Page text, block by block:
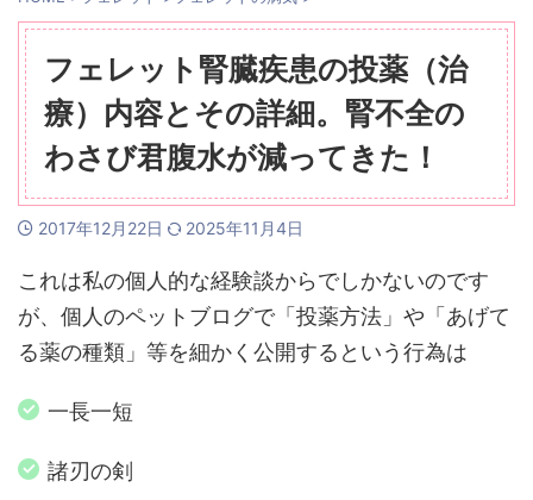
フェレット腎臓疾患の投薬（治
療）内容とその詳細。腎不全の
わさび君腹水が減ってきた！
2017年12月22日 2025年11月4日
これは私の個人的な経験談からでしかないのです
が、個人のペットブログで「投薬方法」や「あげて
る薬の種類」等を細かく公開するという行為は
一長一短
諸刃の剣